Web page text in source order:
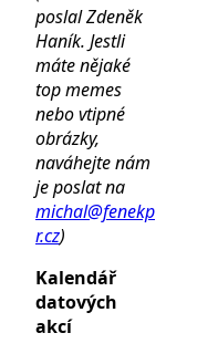
poslal Zdeněk
Haník. Jestli
máte nějaké
top memes
nebo vtipné
obrázky,
naváhejte nám
je poslat na
michal@fenekp
r.cz)
Kalendář
datových
akcí